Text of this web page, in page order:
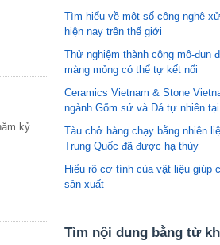
kỷ
Tìm hiểu về một số công nghệ
hiện nay trên thế giới
Thử nghiệm thành công mô-đun
màng mỏng có thể tự kết nối
Ceramics Vietnam & Stone
ngành Gốm sứ và Đá tự nhiên tại
Tàu chở hàng chạy bằng nhiên
Trung Quốc đã được hạ thủy
Hiểu rõ cơ tính của vật liệu giúp
sản xuất
Tìm nội dung bằng từ